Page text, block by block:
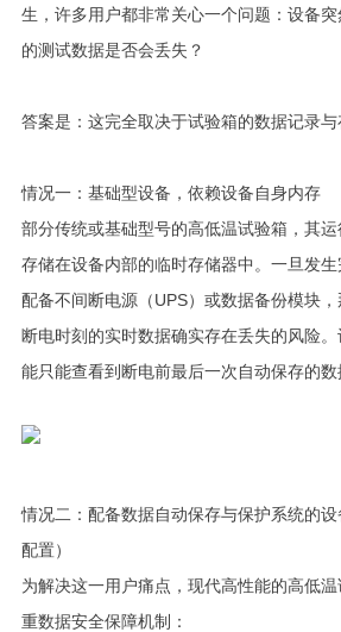
生，许多用户都非常关心一个问题：设备
的测试数据是否会丢失？
答案是：这完全取决于试验箱的数据记录与
情况一：基础型设备，依赖设备自身内存
部分传统或基础型号的高低温试验箱，其
存储在设备内部的临时存储器中。一旦发
配备不间断电源（UPS）或数据备份模块
断电时刻的实时数据确实存在丢失的风险
能只能查看到断电前最后一次自动保存的数
情况二：配备数据自动保存与保护系统的
配置）
为解决这一用户痛点，现代高性能的高低
重数据安全保障机制：